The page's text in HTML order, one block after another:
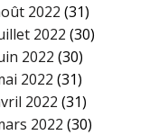
2022 (31)
2022 (30)
2022 (30)
2022 (31)
2022 (31)
2022 (30)